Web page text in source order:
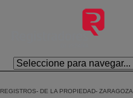
Salta al contingut principal
REGISTROS DE LA PROPIEDAD ZARAGOZA